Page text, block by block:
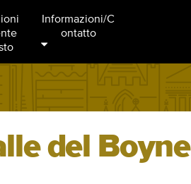
Informazioni/C
Ontatto
del Boyne